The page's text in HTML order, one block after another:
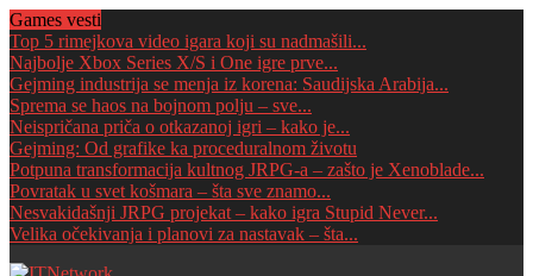
Games vesti
Top 5 rimejkova video igara koji su nadmašili...
Najbolje Xbox Series X/S i One igre prve...
Gejming industrija se menja iz korena: Saudijska Arabija...
Sprema se haos na bojnom polju – sve...
Neispričana priča o otkazanoj igri – kako je...
Gejming: Od grafike ka proceduralnom životu
Potpuna transformacija kultnog JRPG-a – zašto je Xenoblade...
Povratak u svet košmara – šta sve znamo...
Nesvakidašnji JRPG projekat – kako igra Stupid Never...
Velika očekivanja i planovi za nastavak – šta...